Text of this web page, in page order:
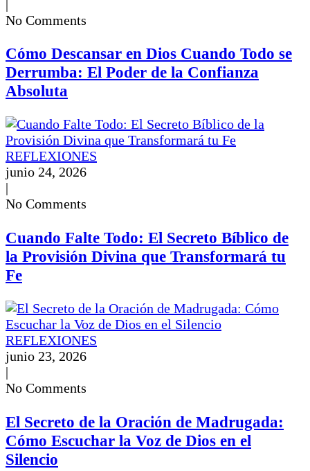
No Comments
Cómo Descansar en Dios Cuando Todo se
Derrumba: El Poder de la Confianza
Absoluta
REFLEXIONES
junio 24, 2026
|
No Comments
Cuando Falte Todo: El Secreto Bíblico de
la Provisión Divina que Transformará tu
Fe
REFLEXIONES
junio 23, 2026
|
No Comments
El Secreto de la Oración de Madrugada:
Cómo Escuchar la Voz de Dios en el
Silencio